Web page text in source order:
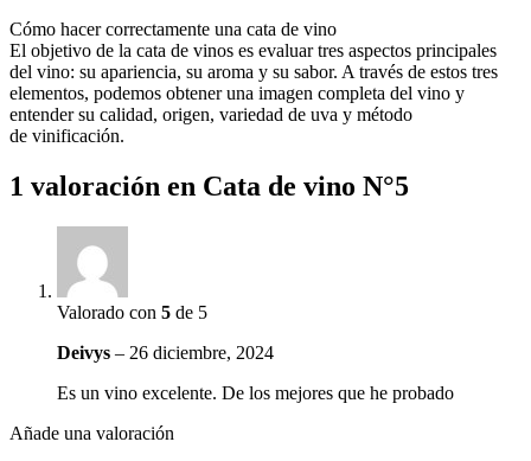
Cómo hacer correctamente una cata de vino
El objetivo de la cata de vinos es evaluar tres aspectos principales
del vino: su apariencia, su aroma y su sabor. A través de estos tres
elementos, podemos obtener una imagen completa del vino y
entender su calidad, origen, variedad de uva y método
de vinificación.
1 valoración en Cata de vino N°5
Valorado con 5 de 5
Deivys – 26 diciembre, 2024
Es un vino excelente. De los mejores que he probado
Añade una valoración